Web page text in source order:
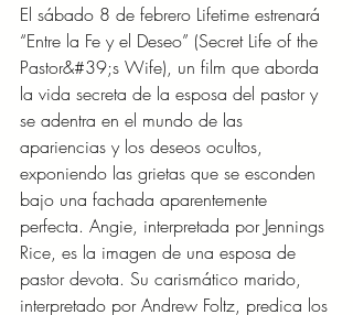
El sábado 8 de febrero Lifetime estrenará
“Entre la Fe y el Deseo” (Secret Life of the
Pastor&#39;s Wife), un film que aborda
la vida secreta de la esposa del pastor y
se adentra en el mundo de las
apariencias y los deseos ocultos,
exponiendo las grietas que se esconden
bajo una fachada aparentemente
perfecta. Angie, interpretada por Jennings
Rice, es la imagen de una esposa de
pastor devota. Su carismático marido,
interpretado por Andrew Foltz, predica los